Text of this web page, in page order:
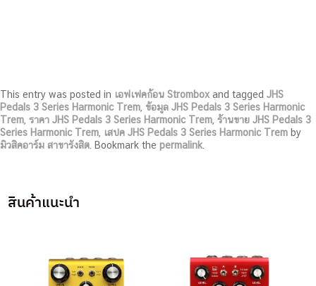
This entry was posted in เอฟเฟคก้อน Strombox and tagged JHS
Pedals 3 Series Harmonic Trem ข้อมูล JHS Pedals 3 Series Harmonic
Trem ราคา JHS Pedals 3 Series Harmonic Trem ร้านขาย JHS Pedals 3
Series Harmonic Trem เสปค JHS Pedals 3 Series Harmonic Trem by
มิวสิคอาร์ม สาขารังสิต . Bookmark the permalink
สินค้าแนะนำ